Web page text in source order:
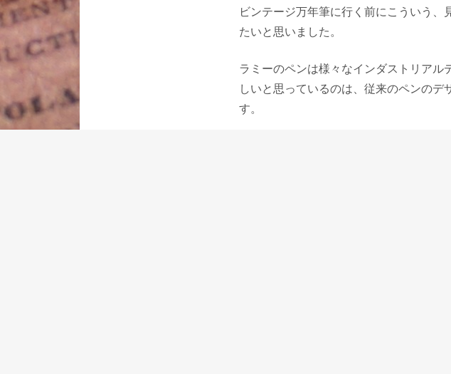
ビンテージ万年筆に行く前にこういう
たいと思いました。
ラミーのペンは様々なインダストリア
しいと思っているのは、従来のペンの
す。